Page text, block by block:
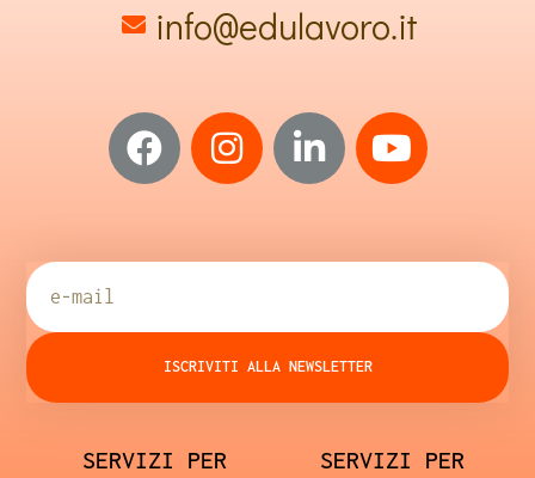
info@edulavoro.it
ISCRIVITI ALLA NEWSLETTER
SERVIZI PER
SERVIZI PER